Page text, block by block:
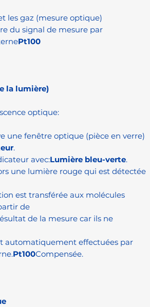
les gaz (mesure optique)
du signal de mesure par
Pt100
la lumière)
optique:
une fenêtre optique (pièce en verre)
.
avec:Lumière bleu-verte.
une lumière rouge qui est détectée
est transférée aux molécules
de
de la mesure car ils ne
automatiquement effectuées par
Pt100Compensée.